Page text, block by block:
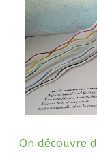
On découvre